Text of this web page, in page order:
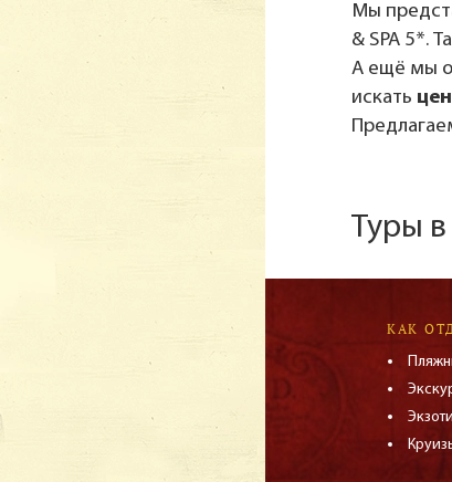
Мы
& SPA 5*.
А ещё мы
искать
Туры в
КАК